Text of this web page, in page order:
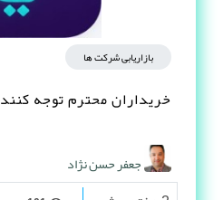
بازاریابی شرکت ها
خریداران محترم توجه کنند
جعفر حسن نژاد